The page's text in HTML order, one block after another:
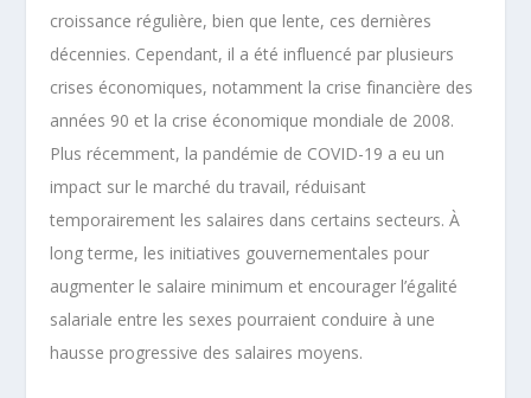
croissance régulière, bien que lente, ces dernières
décennies. Cependant, il a été influencé par plusieurs
crises économiques, notamment la crise financière des
années 90 et la crise économique mondiale de 2008.
Plus récemment, la pandémie de COVID-19 a eu un
impact sur le marché du travail, réduisant
temporairement les salaires dans certains secteurs. À
long terme, les initiatives gouvernementales pour
augmenter le salaire minimum et encourager l’égalité
salariale entre les sexes pourraient conduire à une
hausse progressive des salaires moyens.